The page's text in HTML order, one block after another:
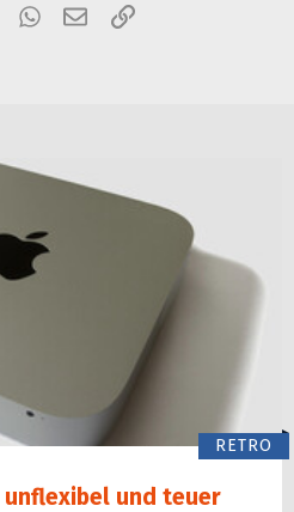
WhatsApp
E-MailLink
RETRO
unflexibel und teuer